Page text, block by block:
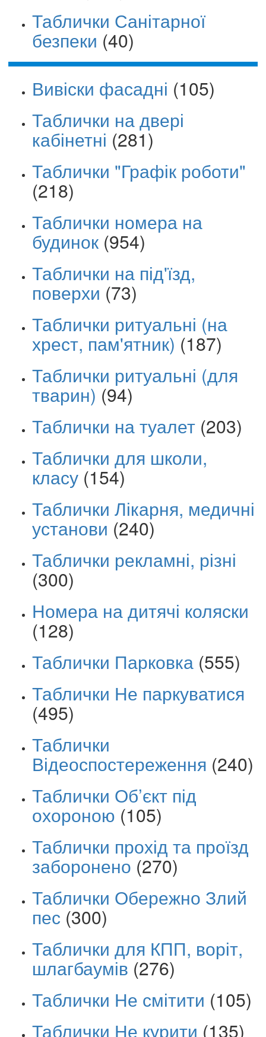
Таблички Санітарної
безпеки (40)
Вивіски фасадні (105)
Таблички на двері
кабінетні (281)
Таблички "Графік роботи"
(218)
Таблички номера на
будинок (954)
Таблички на під'їзд,
поверхи (73)
Таблички ритуальні (на
хрест, пам'ятник) (187)
Таблички ритуальні (для
тварин) (94)
Таблички на туалет (203)
Таблички для школи,
класу (154)
Таблички Лікарня, медичні
установи (240)
Таблички рекламні, різні
(300)
Номера на дитячі коляски
(128)
Таблички Парковка (555)
Таблички Не паркуватися
(495)
Таблички
Відеоспостереження (240)
Таблички Об’єкт під
охороною (105)
Таблички прохід та проїзд
заборонено (270)
Таблички Обережно Злий
пес (300)
Таблички для КПП, воріт,
шлагбаумів (276)
Таблички Не смітити (105)
Таблички Не курити (135)